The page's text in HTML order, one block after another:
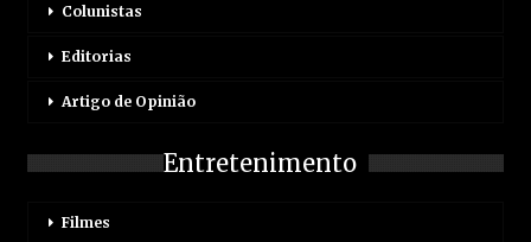
Colunistas
Editorias
Artigo de Opinião
Entretenimento
Filmes